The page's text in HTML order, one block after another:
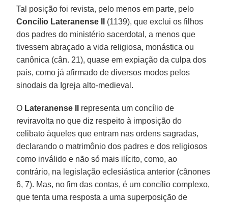
Tal posição foi revista, pelo menos em parte, pelo
Concílio Lateranense II
(1139), que exclui os filhos
dos padres do ministério sacerdotal, a menos que
tivessem abraçado a vida religiosa, monástica ou
canônica (cân. 21), quase em expiação da culpa dos
pais, como já afirmado de diversos modos pelos
sinodais da Igreja alto-medieval.
O Lateranense II
representa um concílio de
reviravolta no que diz respeito à imposição do
celibato àqueles que entram nas ordens sagradas,
declarando o matrimônio dos padres e dos religiosos
como inválido e não só mais ilícito, como, ao
contrário, na legislação eclesiástica anterior (cânones
6, 7). Mas, no fim das contas, é um concílio complexo,
que tenta uma resposta a uma superposição de